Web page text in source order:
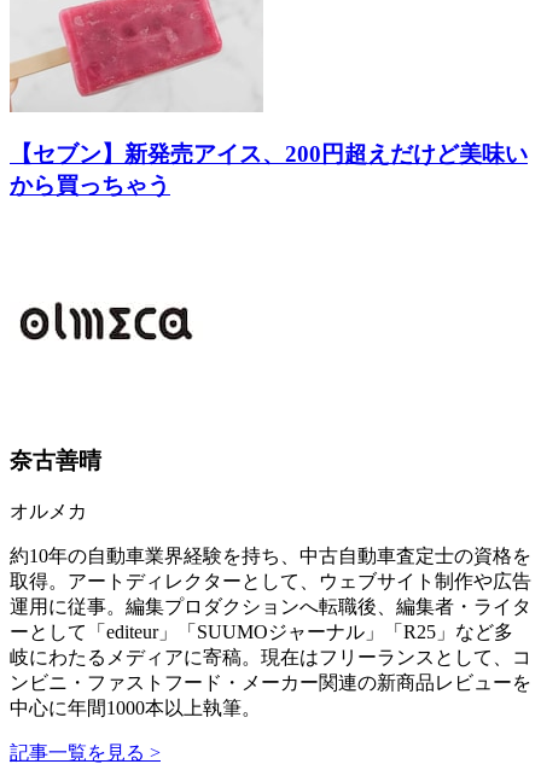
【セブン】新発売アイス、200円超えだけど美味い
から買っちゃう
奈古善晴
オルメカ
約10年の自動車業界経験を持ち、中古自動車査定士の資格を
取得。アートディレクターとして、ウェブサイト制作や広告
運用に従事。編集プロダクションへ転職後、編集者・ライタ
ーとして「editeur」「SUUMOジャーナル」「R25」など多
岐にわたるメディアに寄稿。現在はフリーランスとして、コ
ンビニ・ファストフード・メーカー関連の新商品レビューを
中心に年間1000本以上執筆。
記事一覧を見る >